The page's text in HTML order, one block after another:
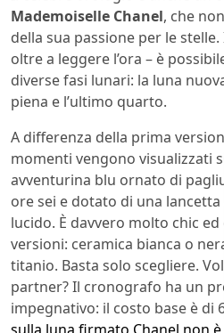
Mademoiselle Chanel, che
della sua passione per le
oltre a leggere l’ora – è
diverse fasi lunari: la luna
piena e l’ultimo quarto.
A differenza della prima
momenti vengono visualizzati
avventurina blu ornato di
ore sei e dotato di una lancetta
lucido. È davvero molto chic ed
versioni: ceramica bianca o
titanio. Basta solo scegliere.
partner? Il cronografo ha un
impegnativo: il costo base è di